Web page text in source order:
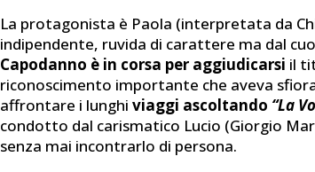
La protagonista è Paola (interpretata da
indipendente, ruvida di carattere ma dal
Capodanno è in corsa per aggiudicarsi il
riconoscimento importante che aveva
affrontare i lunghi viaggi ascoltando “La
condotto dal carismatico Lucio (Giorgio
senza mai incontrarlo di persona.